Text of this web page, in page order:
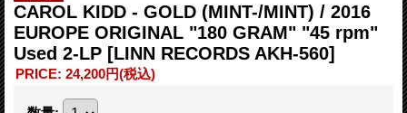
CAROL KIDD - GOLD (MINT-/MINT) / 2016
EUROPE ORIGINAL "180 GRAM" "45 rpm"
Used 2-LP [LINN RECORDS AKH-560]
PRICE: 24,200円(税込)